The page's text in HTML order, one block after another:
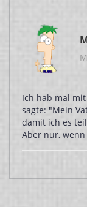
Ich hab mal
sagte: "Mein
damit ich es
Aber nur,